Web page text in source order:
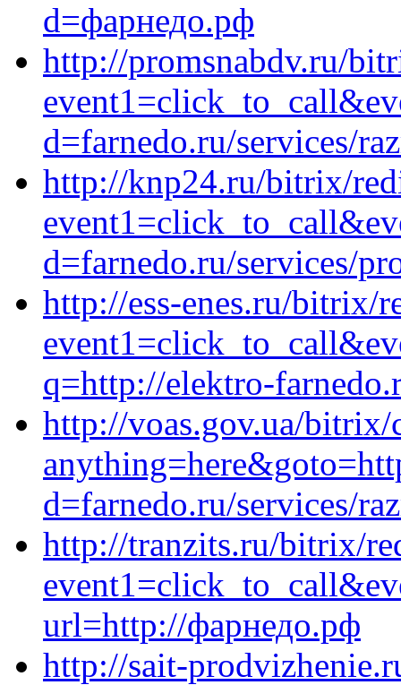
d=фарнедо.рф
http://promsnabdv.ru/
d=farnedo.ru/services/
http://knp24.ru/bitrix/
d=farnedo.ru/services/
http://ess-enes.ru/bitrix/
q=http://elektro-
http://voas.gov.ua/
d=farnedo.ru/services/
http://tranzits.ru/bitrix/
url=http://фарнедо.рф
http://sait-